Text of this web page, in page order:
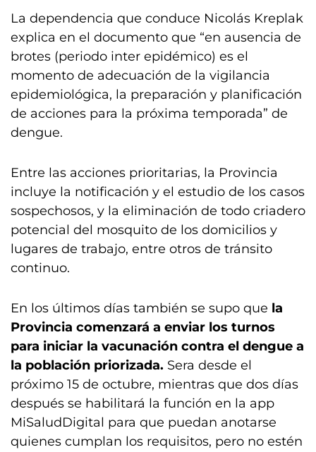
La dependencia que conduce Nicolás Kreplak
explica en el documento que “en ausencia de
brotes (periodo inter epidémico) es el
momento de adecuación de la vigilancia
epidemiológica, la preparación y planificación
de acciones para la próxima temporada” de
dengue.
Entre las acciones prioritarias, la Provincia
incluye la notificación y el estudio de los casos
sospechosos, y la eliminación de todo criadero
potencial del mosquito de los domicilios y
lugares de trabajo, entre otros de tránsito
continuo.
En los últimos días también se supo que la
Provincia comenzará a enviar los turnos
para iniciar la vacunación contra el dengue a
la población priorizada. Sera desde el
próximo 15 de octubre, mientras que dos días
después se habilitará la función en la app
MiSaludDigital para que puedan anotarse
quienes cumplan los requisitos, pero no estén